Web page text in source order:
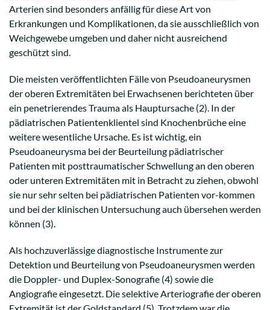
Arterien sind besonders anfällig für diese Art von
Erkrankungen und Komplikationen, da sie ausschließlich von
Weichgewebe umgeben und daher nicht ausreichend
geschützt sind.
Die meisten veröffentlichten Fälle von Pseudoaneurysmen
der oberen Extremitäten bei Erwachsenen berichteten über
ein penetrierendes Trauma als Hauptursache (2). In der
pädiatrischen Patientenklientel sind Knochenbrüche eine
weitere wesentliche Ursache. Es ist wichtig, ein
Pseudoaneurysma bei der Beurteilung pädiatrischer
Patienten mit posttraumatischer Schwellung an den oberen
oder unteren Extremitäten mit in Betracht zu ziehen, obwohl
sie nur sehr selten bei pädiatrischen Patienten vor-kommen
und bei der klinischen Untersuchung auch übersehen werden
können (3).
Als hochzuverlässige diagnostische Instrumente zur
Detektion und Beurteilung von Pseudoaneurysmen werden
die Doppler- und Duplex-Sonografie (4) sowie die
Angiografie eingesetzt. Die selektive Arteriografie der oberen